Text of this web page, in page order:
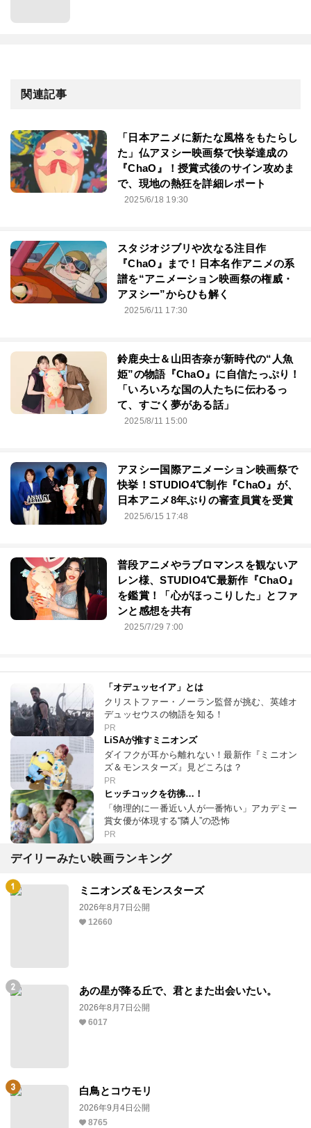
関連記事
「日本アニメに新たな風格をもたらし
た」仏アヌシー映画祭で快挙達成の
『ChaO』！授賞式後のサイン攻めま
で、現地の熱狂を詳細レポート
2025/6/18 19:30
スタジオジブリや次なる注目作
『ChaO』まで！日本名作アニメの系
譜を“アニメーション映画祭の権威・
アヌシー”からひも解く
2025/6/11 17:30
鈴鹿央士＆山田杏奈が新時代の“人魚
姫”の物語『ChaO』に自信たっぷり！
「いろいろな国の人たちに伝わるっ
て、すごく夢がある話」
2025/8/11 15:00
アヌシー国際アニメーション映画祭で
快挙！STUDIO4℃制作『ChaO』が、
日本アニメ8年ぶりの審査員賞を受賞
2025/6/15 17:48
普段アニメやラブロマンスを観ないア
レン様、STUDIO4℃最新作『ChaO』
を鑑賞！「心がほっこりした」とファ
ンと感想を共有
2025/7/29 7:00
「オデュッセイア」とは
クリストファー・ノーラン監督が挑む、英雄オ
デュッセウスの物語を知る！
PR
LiSAが推すミニオンズ
ダイフクが耳から離れない！最新作『ミニオン
ズ＆モンスターズ』見どころは？
PR
ヒッチコックを彷彿…！
「物理的に一番近い人が一番怖い」アカデミー
賞女優が体現する“隣人”の恐怖
PR
デイリーみたい映画ランキング
ミニオンズ＆モンスターズ
2026年8月7日公開
12660
あの星が降る丘で、君とまた出会いたい。
2026年8月7日公開
6017
白鳥とコウモリ
2026年9月4日公開
8765